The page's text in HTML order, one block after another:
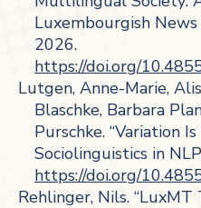
Luxembourgish
2026.
https://doi.org/
Lutgen, Anne-Marie,
Blaschke, Barbara
Purschke. “Variation
Sociolinguistics in
https://doi.org/
Rehlinger, Nils. “LuxMT